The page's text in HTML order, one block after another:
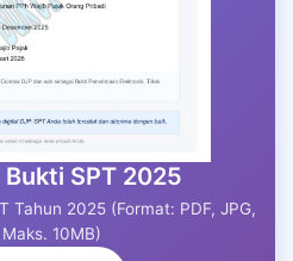
SPT 2025
Tahun 2025 (Format: PDF, JPG,
10MB)